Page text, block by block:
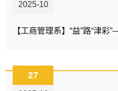
2025-10
27